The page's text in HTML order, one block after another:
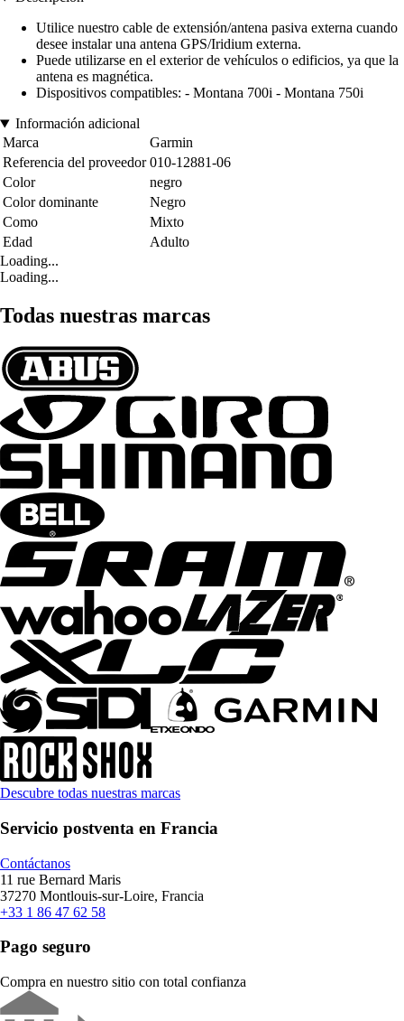
Utilice nuestro cable de extensión/antena pasiva externa cuando
desee instalar una antena GPS/Iridium externa.
Puede utilizarse en el exterior de vehículos o edificios, ya que la
antena es magnética.
Dispositivos compatibles: - Montana 700i - Montana 750i
Información adicional
Marca
Garmin
Referencia del proveedor 010-12881-06
Color
negro
Color dominante
Negro
Como
Mixto
Edad
Adulto
Loading...
Loading...
Todas nuestras marcas
Descubre todas nuestras marcas
Servicio postventa en Francia
Contáctanos
11 rue Bernard Maris
37270 Montlouis-sur-Loire, Francia
+33 1 86 47 62 58
Pago seguro
Compra en nuestro sitio con total confianza